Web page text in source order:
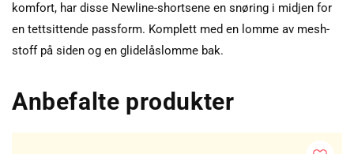
komfort, har disse Newline-shortsene en snøring i midjen for
en tettsittende passform. Komplett med en lomme av mesh-
stoff på siden og en glidelåslomme bak.
Anbefalte produkter